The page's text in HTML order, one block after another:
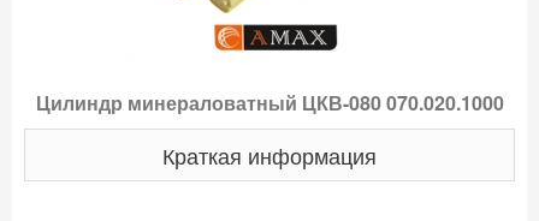
Цилиндр минераловатный ЦКВ-080 070.020.1000
Краткая информация